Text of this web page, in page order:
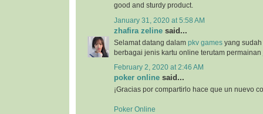
good and sturdy product.
January 31, 2020 at 5:58 AM
zhafira zeline said...
Selamat datang dalam pkv games yang
berbagai jenis kartu online terutam permainan
February 2, 2020 at 2:46 AM
poker online said...
¡Gracias por compartirlo hace que un nuevo
Poker Online